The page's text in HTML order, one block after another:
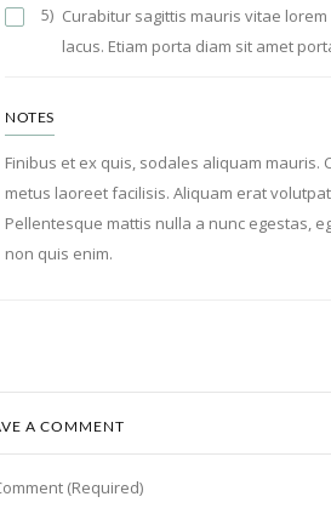
5) Curabitur sagittis mauris vitae
lacus. Etiam porta diam sit amet
NOTES
Finibus et ex quis, sodales aliquam
metus laoreet facilisis. Aliquam erat
Pellentesque mattis nulla a nunc egestas,
non quis enim.
A COMMENT